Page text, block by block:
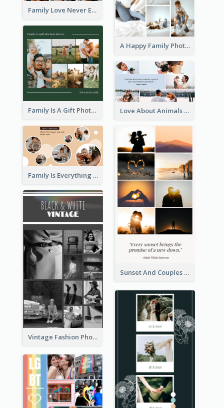
Family Love Never Ends Photo Collage
A Happy Family Photo Collage
Family Is A Gift Photo Collage Love About Animals Photo Collage
Family Is Everything Photo Collage
Sunset And Couples Photo Collage
Vintage Fashion Photo Collage